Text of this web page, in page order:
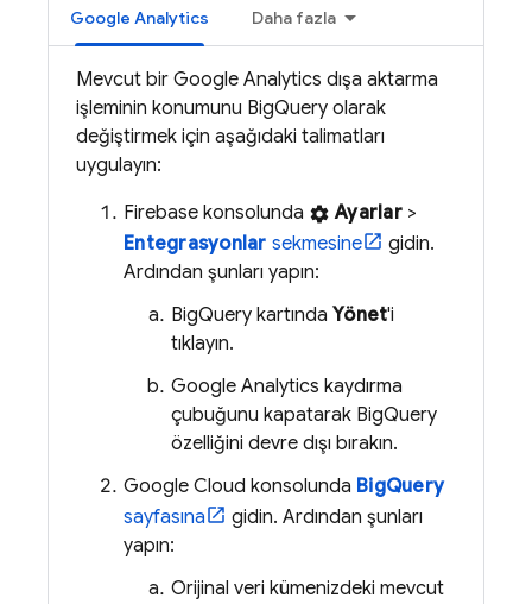
Google Analytics Daha fazla
Mevcut bir Google Analytics dışa aktarma
işleminin konumunu BigQuery olarak
değiştirmek için aşağıdaki talimatları
uygulayın:
Firebase konsolunda settings Ayarlar>
Entegrasyonlar sekmesine
gidin.
Ardından şunları yapın:
BigQuery kartında Yönet'i
tıklayın.
Google Analytics kaydırma
çubuğunu kapatarak BigQuery
özelliğini devre dışı bırakın.
Google Cloud konsolunda BigQuery
sayfasına
gidin. Ardından şunları
yapın:
Orijinal veri kümenizdeki mevcut